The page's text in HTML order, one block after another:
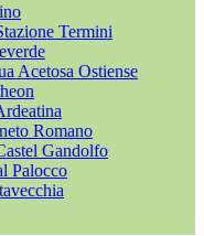
Termini
Acetosa Ostiense
Romano
Gandolfo
Palocco